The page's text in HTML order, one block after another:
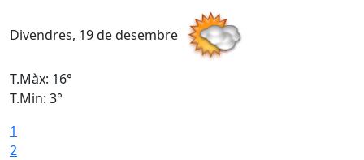
Divendres, 19 de desembre
T.Màx: 16°
T.Min: 3°
1
2